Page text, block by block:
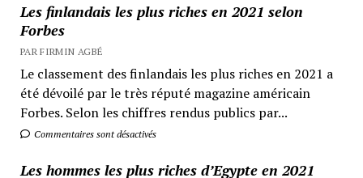
Les finlandais les plus riches en 2021 selon
Forbes
PAR FIRMIN AGBÉ
Le classement des finlandais les plus riches en 2021 a
été dévoilé par le très réputé magazine américain
Forbes. Selon les chiffres rendus publics par...
Commentaires sont désactivés
Les hommes les plus riches d’Egypte en 2021